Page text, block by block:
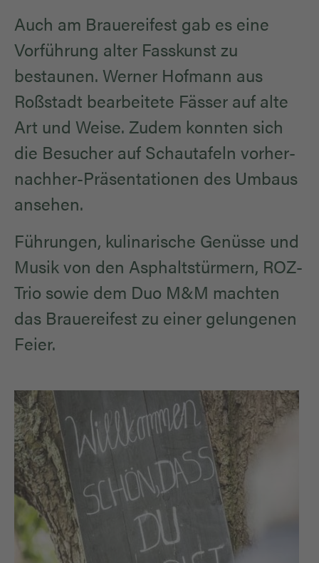
Auch am Brauereifest gab es eine
Vorführung alter Fasskunst zu
bestaunen. Werner Hofmann aus
Roßstadt bearbeitete Fässer auf alte
Art und Weise. Zudem konnten sich
die Besucher auf Schautafeln vorher-
nachher-Präsentationen des Umbaus
ansehen.
Führungen, kulinarische Genüsse und
Musik von den Asphaltstürmern, ROZ-
Trio sowie dem Duo M&M machten
das Brauereifest zu einer gelungenen
Feier.